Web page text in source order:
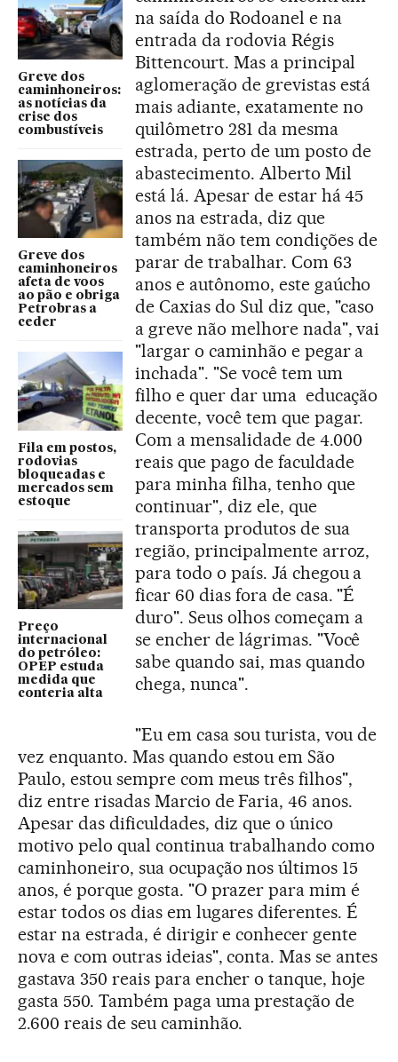
Greve dos
caminhoneiros:
as notícias da
crise dos
combustíveis
Greve dos
caminhoneiros
afeta de voos
ao pão e obriga
Petrobras a
ceder
Fila em postos,
rodovias
bloqueadas e
mercados sem
estoque
Preço
internacional
do petróleo:
OPEP estuda
medida que
conteria alta
na saída do Rodoanel e na
entrada da rodovia Régis
Bittencourt. Mas a principal
aglomeração de grevistas está
mais adiante, exatamente no
quilômetro 281 da mesma
estrada, perto de um posto de
abastecimento. Alberto Mil
está lá. Apesar de estar há 45
anos na estrada, diz que
também não tem condições de
parar de trabalhar. Com 63
anos e autônomo, este gaúcho
de Caxias do Sul diz que, "caso
a greve não melhore nada", vai
"largar o caminhão e pegar a
inchada". "Se você tem um
filho e quer dar uma educação
decente, você tem que pagar.
Com a mensalidade de 4.000
reais que pago de faculdade
para minha filha, tenho que
continuar", diz ele, que
transporta produtos de sua
região, principalmente arroz,
para todo o país. Já chegou a
ficar 60 dias fora de casa. "É
duro". Seus olhos começam a
se encher de lágrimas. "Você
sabe quando sai, mas quando
chega, nunca".
"Eu em casa sou turista, vou de
vez enquanto. Mas quando estou em São
Paulo, estou sempre com meus três filhos",
diz entre risadas Marcio de Faria, 46 anos.
Apesar das dificuldades, diz que o único
motivo pelo qual continua trabalhando como
caminhoneiro, sua ocupação nos últimos 15
anos, é porque gosta. "O prazer para mim é
estar todos os dias em lugares diferentes. É
estar na estrada, é dirigir e conhecer gente
nova e com outras ideias", conta. Mas se antes
gastava 350 reais para encher o tanque, hoje
gasta 550. Também paga uma prestação de
2.600 reais de seu caminhão.